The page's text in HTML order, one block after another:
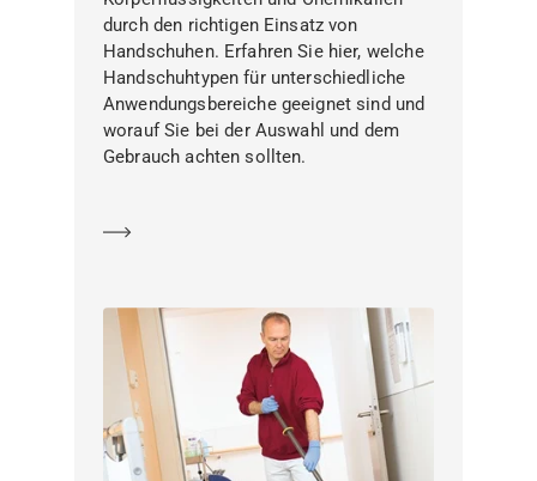
durch den richtigen Einsatz von
Handschuhen. Erfahren Sie hier, welche
Handschuhtypen für unterschiedliche
Anwendungsbereiche geeignet sind und
worauf Sie bei der Auswahl und dem
Gebrauch achten sollten.